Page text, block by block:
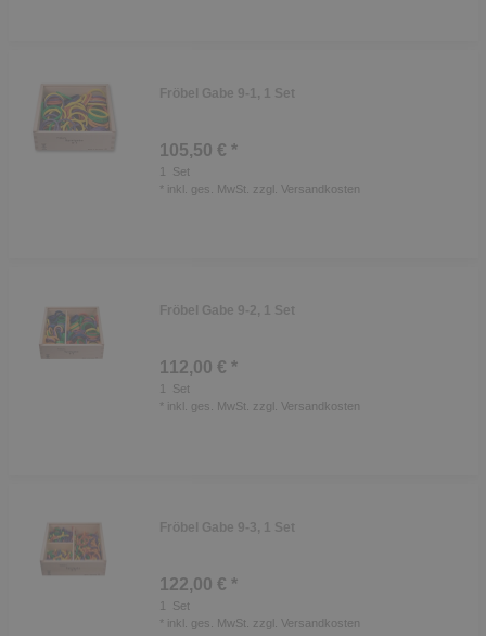
Fröbel Gabe 9-1, 1 Set
105,50 € *
1
Set
* inkl. ges. MwSt. zzgl. Versandkosten
Fröbel Gabe 9-2, 1 Set
112,00 € *
1
Set
* inkl. ges. MwSt. zzgl. Versandkosten
Fröbel Gabe 9-3, 1 Set
122,00 € *
1
Set
* inkl. ges. MwSt. zzgl. Versandkosten